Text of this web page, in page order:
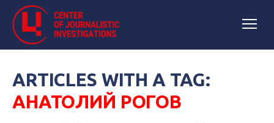
ARTICLES WITH A TAG:
АНАТОЛИЙ РОГОВ